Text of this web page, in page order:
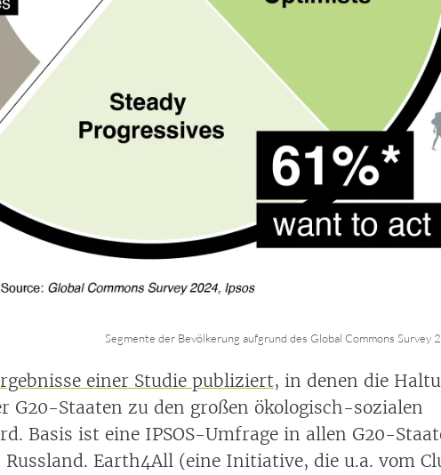
Segmente der Bevölkerung aufgrund des Global Commons Survey
einer Studie publiziert, in denen die
G20-Staaten zu den großen ökologisch-sozialen
Basis ist eine IPSOS-Umfrage in allen G20-
Earth4All (eine Initiative, die u.a. vom